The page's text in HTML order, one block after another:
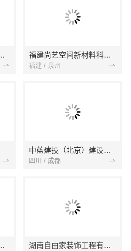
科技有限公司 福建尚艺空间新材料科技有限公司
福建 / 泉州
中蓝建投（北京）建设有限公司四川第一分公司
四川 / 成都
贸易有限公司 湖南自由家装饰工程有限公司